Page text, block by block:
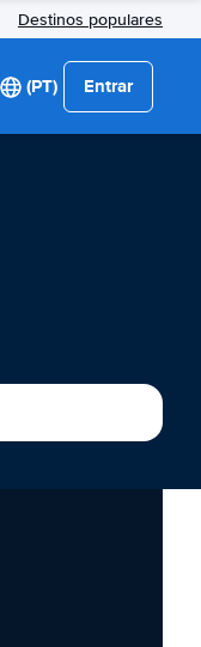
Destinos populares
(PT) Entrar